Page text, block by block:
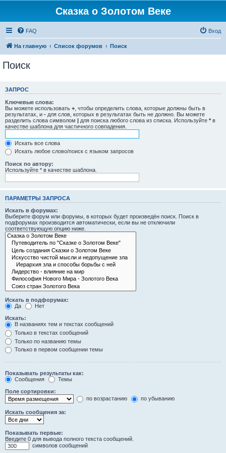
Сказка о Золотом Веке
FAQ Вход
На главную Список форумов Поиск
Поиск
ЗАПРОС
Ключевые слова:
Вы можете использовать + , чтобы определить слова, которые должны быть в
результатах, и - для слов, которых в результатах быть не должно. Вы можете
разделить слова символом | для поиска любого слова из списка. Используйте * в
качестве шаблона для частичного совпадения.
Искать все слова
Искать любое слово/поиск с языком запросов
Поиск по автору:
Используйте * в качестве шаблона.
ПАРАМЕТРЫ ЗАПРОСА
Искать в форумах:
Выберите форум или форумы, в которых будет произведён поиск. Поиск в
подфорумах производится автоматически, если вы не отключили
соответствующую опцию ниже.
Искать в подфорумах:
Да
Нет
Искать:
В названиях тем и текстах сообщений
Только в текстах сообщений
Только по названию темы
Только в первом сообщении темы
Показывать результаты как:
Сообщения
Темы
Поле сортировки:
по возрастанию
по убыванию
Искать сообщения за:
Показывать первые:
Введите 0 для вывода полного текста сообщений.
символов сообщений